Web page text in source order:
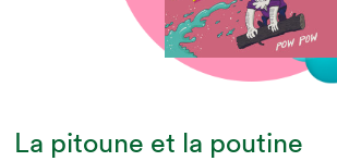
La pitoune et la poutine